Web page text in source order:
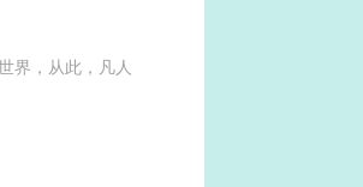
界，从此，凡人